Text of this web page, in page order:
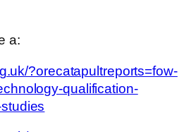
a:
?orecatapultreports=fow-
qualification-